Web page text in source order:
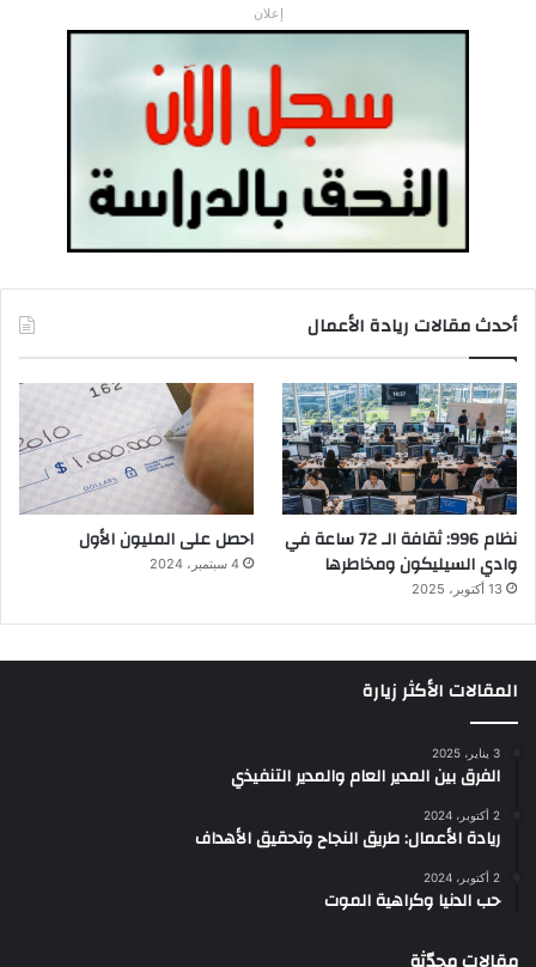
إعلان
أحدث مقالات ريادة الأعمال
نظام 996: ثقافة الـ 72 ساعة في
وادي السيليكون ومخاطرها
13 أكتوبر، 2025
احصل على المليون الأول
4 سبتمبر، 2024
المقالات الأكثر زيارة
3 يناير، 2025
الفرق بين المدير العام والمدير التنفيذي
2 أكتوبر، 2024
ريادة الأعمال: طريق النجاح وتحقيق الأهداف
2 أكتوبر، 2024
حب الدنيا وكراهية الموت